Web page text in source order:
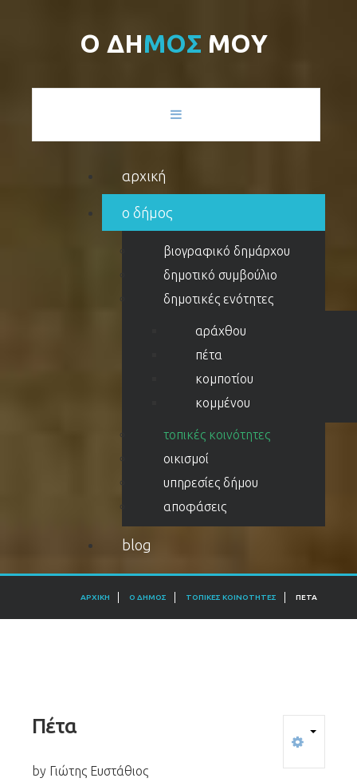
Ο ΔΗΜΟΣ ΜΟΥ
αρχική
ο δήμος
βιογραφικό δημάρχου
δημοτικό συμβούλιο
δημοτικές ενότητες
αράχθου
πέτα
κομποτίου
κομμένου
τοπικές κοινότητες
οικισμοί
υπηρεσίες δήμου
αποφάσεις
blog
ΑΡΧΙΚΉ Ο ΔΉΜΟΣ ΤΟΠΙΚΈΣ ΚΟΙΝΌΤΗΤΕΣ ΠΈΤΑ
Πέτα
by Γιώτης Ευστάθιος